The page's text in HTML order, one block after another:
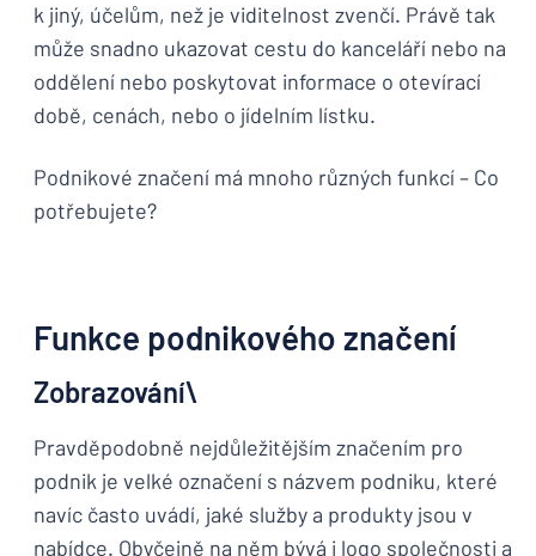
k jiný, účelům, než je viditelnost zvenčí. Právě tak
může snadno ukazovat cestu do kanceláří nebo na
oddělení nebo poskytovat informace o otevírací
době, cenách, nebo o jídelním lístku.
Podnikové značení má mnoho různých funkcí – Co
potřebujete?
Funkce podnikového značení
Zobrazování\
Pravděpodobně nejdůležitějším značením pro
podnik je velké označení s názvem podniku, které
navíc často uvádí, jaké služby a produkty jsou v
nabídce. Obyčejně na něm bývá i logo společnosti a